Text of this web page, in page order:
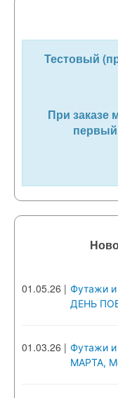
Тестовый
При заказе
первый
01.05.26 | Футажи и
ДЕНЬ
01.03.26 | Футажи и
МАРТА,